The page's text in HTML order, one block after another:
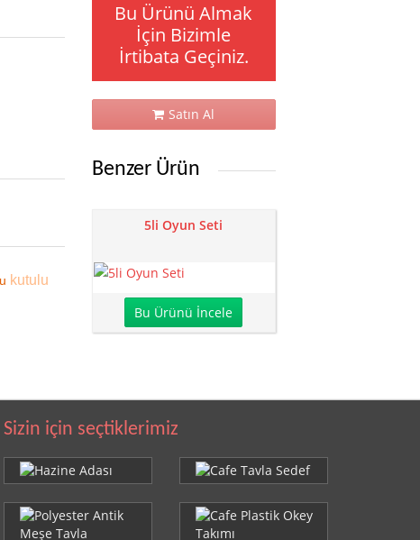
kutulu
Bu Ürünü Almak
İçin Bizimle
İrtibata Geçiniz.
Satın Al
Benzer Ürün
5li Oyun Seti
Bu Ürünü İncele
Sizin için seçtiklerimiz